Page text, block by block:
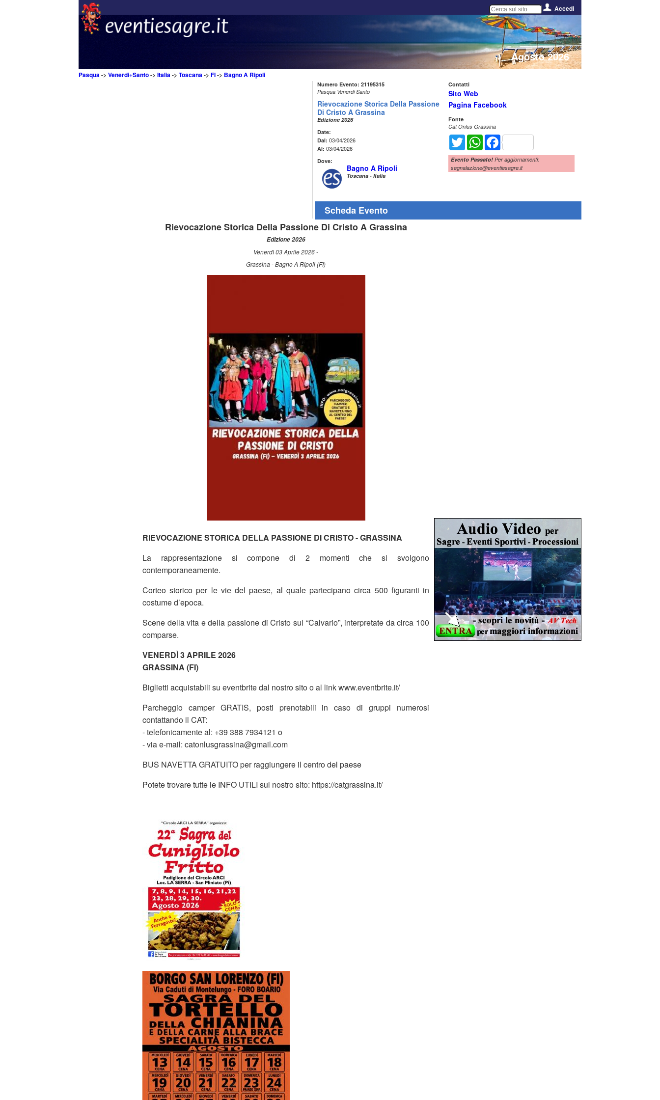
Accedi
Agosto 2026
Pasqua-> Venerdi+Santo-> Italia-> Toscana-> FI-> Bagno A Ripoli
Numero Evento: 21195315
Pasqua Venerdi Santo
Rievocazione Storica Della Passione
Di Cristo A Grassina
Edizione 2026
Date:
Dal: 03/04/2026
Al: 03/04/2026
Dove:
Bagno A Ripoli
Toscana - Italia
Contatti
Sito Web
Pagina Facebook
Fonte
Cat Onlus Grassina
Twitter WhatsAppFacebook
Evento Passato! Per aggiornamenti:
segnalazione@eventiesagre.it
Scheda Evento
Rievocazione Storica Della Passione Di Cristo A Grassina
Edizione 2026
Venerdì 03 Aprile 2026 -
Grassina - Bagno A Ripoli (FI)
RIEVOCAZIONE STORICA DELLA PASSIONE DI CRISTO - GRASSINA
La rappresentazione si compone di 2 momenti che si svolgono
contemporaneamente.
Corteo storico per le vie del paese, al quale partecipano circa 500 figuranti in
costume d’epoca.
Scene della vita e della passione di Cristo sul “Calvario”, interpretate da circa 100
comparse.
VENERDÌ 3 APRILE 2026
GRASSINA (FI)
Biglietti acquistabili su eventbrite dal nostro sito o al link www.eventbrite.it/
Parcheggio camper GRATIS, posti prenotabili in caso di gruppi numerosi
contattando il CAT:
- telefonicamente al: +39 388 7934121 o
- via e-mail: catonlusgrassina@gmail.com
BUS NAVETTA GRATUITO per raggiungere il centro del paese
Potete trovare tutte le INFO UTILI sul nostro sito: https://catgrassina.it/